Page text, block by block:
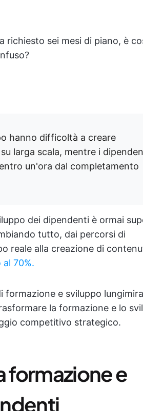
richiesto sei mesi di piano, è
hanno difficoltà a creare
larga scala, mentre i
entro un'ora dal completamento
dei dipendenti è ormai
tutto, dai percorsi di
reale alla creazione di
70%.
formazione e sviluppo
la formazione e lo
competitivo strategico.
formazione e